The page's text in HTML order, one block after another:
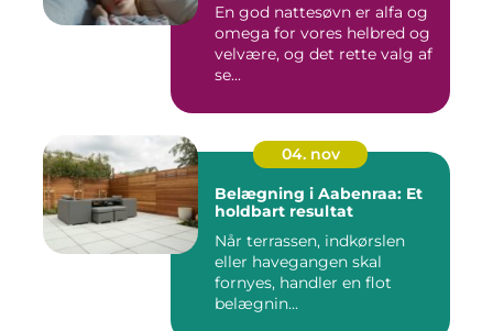
En god nattesøvn er alfa og
omega for vores helbred og
velvære, og det rette valg af
se...
04. nov
Belægning i Aabenraa: Et
holdbart resultat
Når terrassen, indkørslen
eller havegangen skal
fornyes, handler en flot
belægnin...